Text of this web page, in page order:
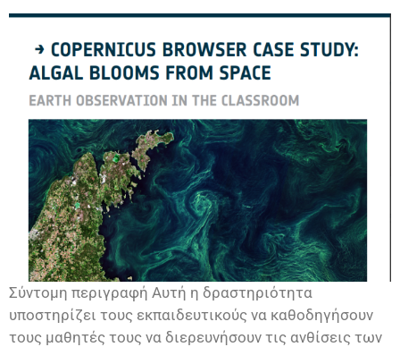
Σύντομη περιγραφή Αυτή η δραστηριότητα
υποστηρίζει τους εκπαιδευτικούς να καθοδηγήσουν
τους μαθητές τους να διερευνήσουν τις ανθίσεις των